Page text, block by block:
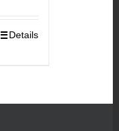
Details